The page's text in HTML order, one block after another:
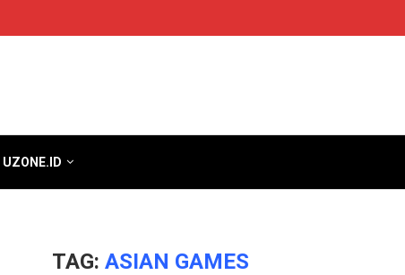
UZONE.ID
TAG: ASIAN GAMES